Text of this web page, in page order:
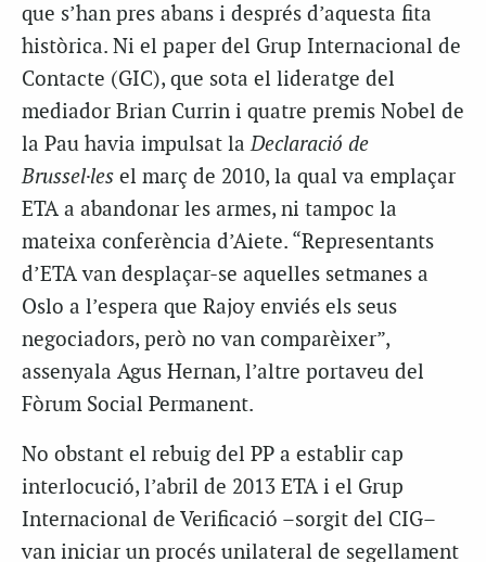
que s’han pres abans i després d’aquesta fita
històrica. Ni el paper del Grup Internacional de
Contacte (GIC), que sota el lideratge del
mediador Brian Currin i quatre premis Nobel de
la Pau havia impulsat laDeclaració de
Brussel·les el març de 2010, la qual va emplaçar
ETA a abandonar les armes, ni tampoc la
mateixa conferència d’Aiete. “Representants
d’ETA van desplaçar-se aquelles setmanes a
Oslo a l’espera que Rajoy enviés els seus
negociadors, però no van comparèixer”,
assenyala Agus Hernan, l’altre portaveu del
Fòrum Social Permanent.
No obstant el rebuig del PP a establir cap
interlocució, l’abril de 2013 ETA i el Grup
Internacional de Verificació –sorgit del CIG–
van iniciar un procés unilateral de segellament